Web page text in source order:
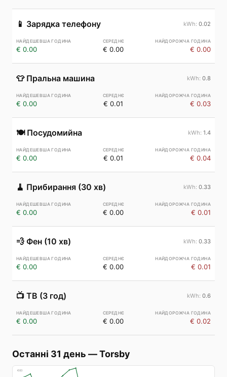
📱 Зарядка телефону 0.02
€ 0.00 € 0.00 € 0.00
👕 Пральна машина 0.8
€ 0.00 € 0.01 € 0.03
🍽️ Посудомийна 1.4
€ 0.00 € 0.01 € 0.04
🧹 Прибирання (30 хв) 0.33
€ 0.00 € 0.00 € 0.01
💨 Фен (10 хв) 0.33
€ 0.00 € 0.00 € 0.01
📺 ТВ (3 год) 0.6
€ 0.00 € 0.00 € 0.02
Останні 31 день —Torsby
€83